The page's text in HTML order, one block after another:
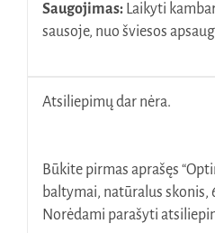
Saugojimas:Laikyti
sausoje, nuo šviesos
Atsiliepimų dar nėra.
Būkite pirmas aprašęs
baltymai, natūralus skonis,
Norėdami parašyti